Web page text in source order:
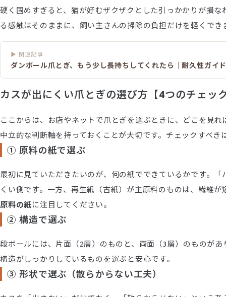
硬く固めすぎると、猫が好むザクザクとした引っかかりが損
る感触はそのままに、飼い主さんの掃除の負担だけを軽くで
▶ 関連記事
ダンボール爪とぎ、もう少し長持ちしてくれたら｜耐久性ガイ
カスが出にくい爪とぎの選び方【4つのチェッ
ここからは、お店やネットで爪とぎを選ぶときに、どこを見
中立的な判断軸を持っておくことが大切です。チェックすべき
① 原料の紙で選ぶ
最初に見ていただきたいのが、何の紙でできているかです。
くい側です。一方、再生紙（古紙）が主原料のものは、繊維
原料の紙に注目してください。
② 構造で選ぶ
段ボールには、片面（2層）のものと、両面（3層）のものが
構造がしっかりしているものを選ぶと安心です。
③ 形状で選ぶ（散らからない工夫）